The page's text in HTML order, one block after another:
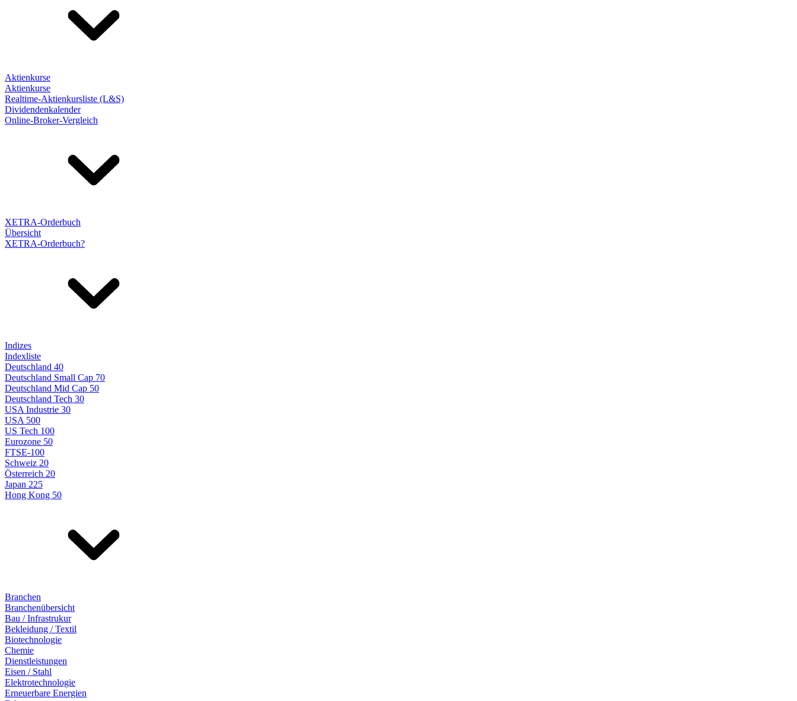
Aktienkurse
Aktienkurse
Realtime-Aktienkursliste (L&S)
Dividendenkalender
Online-Broker-Vergleich
XETRA-Orderbuch
Übersicht
XETRA-Orderbuch?
Indizes
Indexliste
Deutschland 40
Deutschland Small Cap 70
Deutschland Mid Cap 50
Deutschland Tech 30
USA Industrie 30
USA 500
US Tech 100
Eurozone 50
FTSE-100
Schweiz 20
Österreich 20
Japan 225
Hong Kong 50
Branchen
Branchenübersicht
Bau / Infrastrukur
Bekleidung / Textil
Biotechnologie
Chemie
Dienstleistungen
Eisen / Stahl
Elektrotechnologie
Erneuerbare Energien